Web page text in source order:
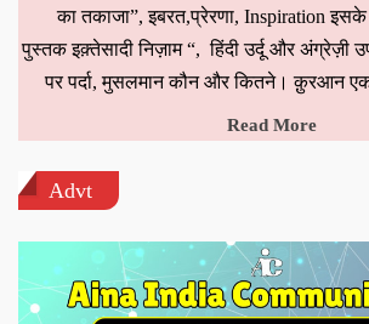
का तकाजा”, इबरत,प्रेरणा, Inspiration
पुस्तक इक़्तेसादी निज़ाम “, हिंदी उर्दू और अंग्रेज़ी
पर पर्दा, मुसलमान कौन और कितने। क़ुरआन एक
Read More
Advt